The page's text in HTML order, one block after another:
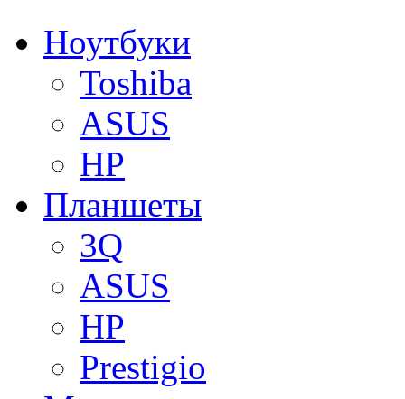
Ноутбуки
Toshiba
ASUS
HP
Планшеты
3Q
ASUS
HP
Prestigio